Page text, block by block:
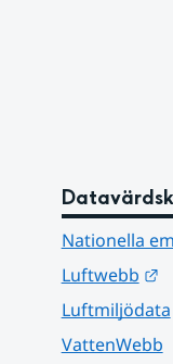
Nationella
Luftwebb
Luftmiljödata
VattenWebb